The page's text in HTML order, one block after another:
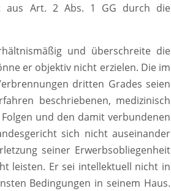
aus Art. 2 Abs. 1 GG durch die
und überschreite die
er objektiv nicht erzielen. Die im
dritten Grades seien
beschriebenen, medizinisch
und den damit verbundenen
sich nicht auseinander
seiner Erwerbsobliegenheit
leisten. Er sei intellektuell nicht in
Bedingungen in seinem Haus.